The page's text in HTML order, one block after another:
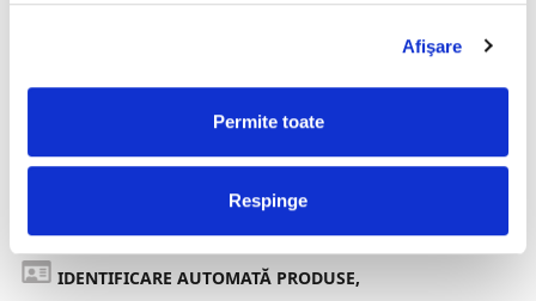
Afişare
Permite toate
Respinge
IDENTIFICARE AUTOMATĂ PRODUSE,
dezinfecție cu securizare, precum și cabinete pentru
dezinfecția mașinilor de numărat bancnote. Ambele produse
pot fi folosite pentru aproape orice fel de obiecte mici.
CONTACTEAZA-NE